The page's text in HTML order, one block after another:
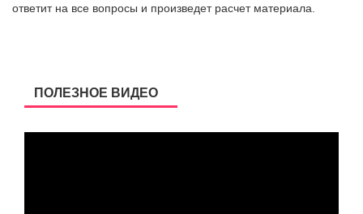
ответит на все вопросы и произведет расчет материала.
ПОЛЕЗНОЕ ВИДЕО